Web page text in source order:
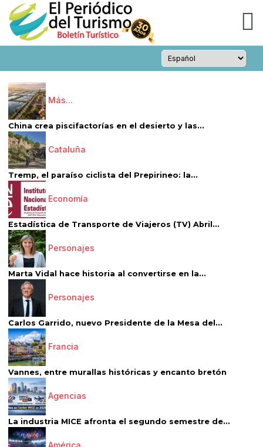
Más...
China crea piscifactorías en el desierto y las...
Cataluña
Tremp, el paraíso ciclista del Prepirineo: la...
Economía
Estadística de Transporte de Viajeros (TV) Abril...
Personajes
Marta Vidal hace historia al convertirse en la...
Personajes
Carlos Garrido, nuevo Presidente de la Mesa del...
Francia
Vannes, entre murallas históricas y encanto bretón
Agencias
La industria MICE afronta el segundo semestre de...